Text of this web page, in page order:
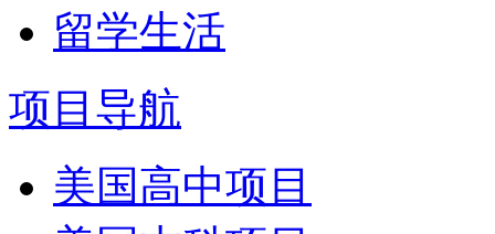
留学生活
项目导航
美国高中项目